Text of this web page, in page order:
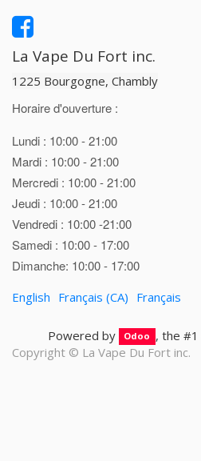
La Vape Du Fort inc.
1225 Bourgogne, Chambly
Horaire d'ouverture :
Lundi : 10:00 - 21:00
Mardi : 10:00 - 21:00
Mercredi : 10:00 - 21:00
Jeudi : 10:00 - 21:00
Vendredi : 10:00 -21:00
Samedi : 10:00 - 17:00
Dimanche: 10:00 - 17:00
English Français (CA) Français
Powered by Odoo , the #1
Copyright © La Vape Du Fort inc.